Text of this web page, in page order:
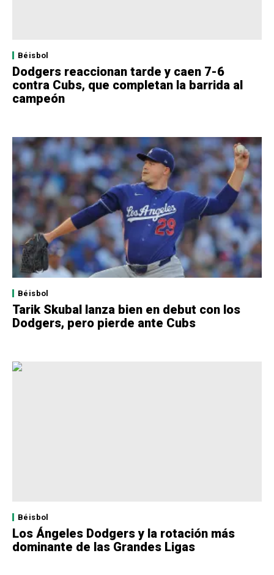
Béisbol
Dodgers reaccionan tarde y caen 7-6
contra Cubs, que completan la barrida al
campeón
Béisbol
Tarik Skubal lanza bien en debut con los
Dodgers, pero pierde ante Cubs
Béisbol
Los Ángeles Dodgers y la rotación más
dominante de las Grandes Ligas